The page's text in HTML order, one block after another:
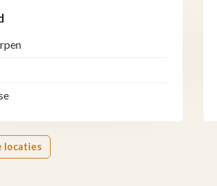
locaties